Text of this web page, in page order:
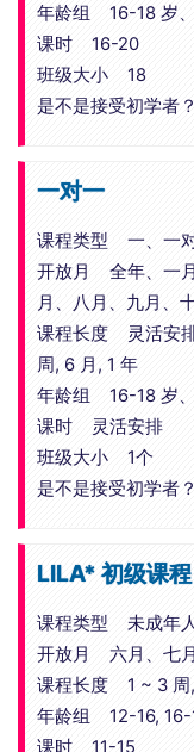
年龄组 16-18 岁
课时 16-20
班级大小 18
是不是接受初学
一对一
课程类型 一、一
开放月 全年、一
月、八月、九月、
课程长度 灵活安
周, 6 月, 1 年
年龄组 16-18 岁
课时 灵活安排
班级大小 1个
是不是接受初学
LILA* 初级课程
课程类型 未成年
开放月 六月、七
课程长度 1 ~ 3 周
年龄组 12-16, 16-
课时 11-15